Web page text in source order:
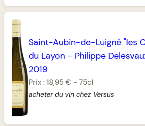
Saint-Aubin-de-Luigné "les
du Layon - Philippe
2019
Prix :18,95 € -75cl
acheter du vin chez Versus